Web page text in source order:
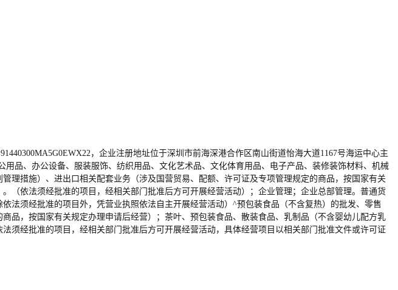
，企业注册地址位于深圳市前海深港合作区南山街道怡海大道1167号海运中心主
品、办公设备、服装服饰、纺织用品、文化艺术品、文化体育用品、电子产品、装修装饰材料、机械
理措施）、进出口相关配套业务（涉及国营贸易、配额、许可证及专项管理规定的商品，按国家有关
（依法须经批准的项目，经相关部门批准后方可开展经营活动）；企业管理；企业总部管理。普通货
法须经批准的项目外，凭营业执照依法自主开展经营活动）^预包装食品（不含复热）的批发、零售
品，按国家有关规定办理申请后经营）；茶叶、预包装食品、散装食品、乳制品（不含婴幼儿配方乳
须经批准的项目，经相关部门批准后方可开展经营活动，具体经营项目以相关部门批准文件或许可证